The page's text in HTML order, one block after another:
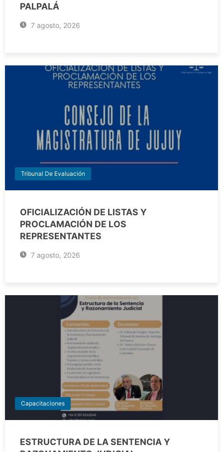
PALPALÁ
7 agosto, 2026
Tribunal De Evaluación
OFICIALIZACIÓN DE LISTAS Y
PROCLAMACIÓN DE LOS
REPRESENTANTES
7 agosto, 2026
Capacitaciones
ESTRUCTURA DE LA SENTENCIA Y